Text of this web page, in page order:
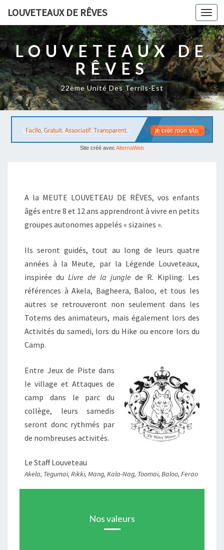
LOUVETEAUX DE RÊVES
LOUVETEAUX DE
RÊVES
22ème Unité Des Terrils-Est
Site créé avec AlternaWeb
C
U
E
I
A la MEUTE LOUVETEAU DE RÊVES, vos enfants
âgés entre 8 et 12 ans apprendront à vivre en petits
groupes autonomes appelés « sizaines ».
Ils seront guidés, tout au long de leurs quatre
années à la Meute, par la Légende Louveteaux,
inspirée du Livre de la jungle de R. Kipling. Les
références à Akela, Bagheera, Baloo, et tous les
autres se retrouveront non seulement dans les
Totems des animateurs, mais également lors des
Activités du samedi, lors du Hike ou encore lors du
Camp.
Entre Jeux de Piste dans
le village et Attaques de
camp dans le parc du
collège, leurs samedis
seront donc rythmés par
de nombreuses activités.
Le Staff Louveteau
Akela, Tegumaï, Rikki, Mang, Kala-Nag, Toomai, Baloo, Ferao
Nos valeurs